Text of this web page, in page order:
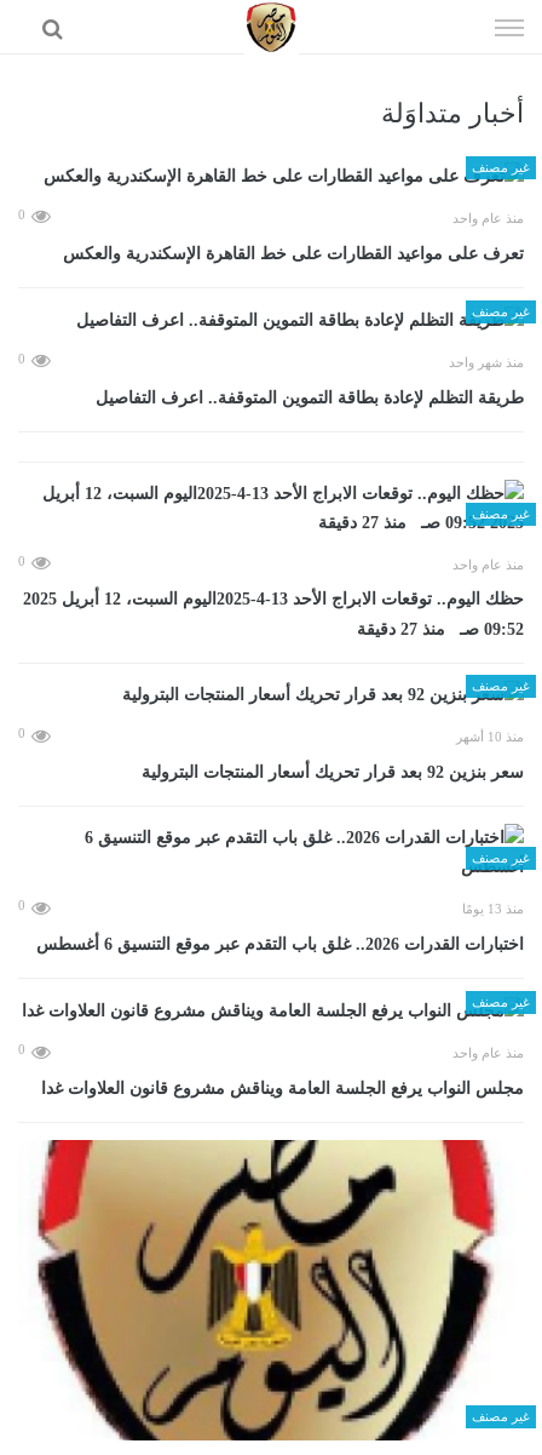
الى
أخبار متداوَلة
غير مصنف
منذ عام واحد 0
تعرف على مواعيد القطارات على خط القاهرة الإسكندرية والعكس
غير مصنف
منذ شهر واحد 0
طريقة التظلم لإعادة بطاقة التموين المتوقفة.. اعرف التفاصيل
غير مصنف
منذ عام واحد 0
حظك اليوم.. توقعات الابراج الأحد 13-4-2025اليوم السبت، 12 أبريل 2025
09:52 صـ منذ 27 دقيقة
غير مصنف
منذ 10 أشهر 0
سعر بنزين 92 بعد قرار تحريك أسعار المنتجات البترولية
غير مصنف
منذ 13 يومًا 0
اختبارات القدرات 2026.. غلق باب التقدم عبر موقع التنسيق 6 أغسطس
غير مصنف
منذ عام واحد 0
مجلس النواب يرفع الجلسة العامة ويناقش مشروع قانون العلاوات غدا
غير مصنف